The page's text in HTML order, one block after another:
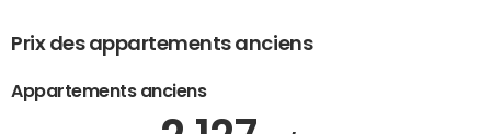
Prix des appartements anciens
Appartements anciens